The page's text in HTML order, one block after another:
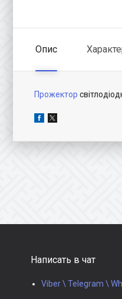
Опис
Прожектор
Написать в чат
Viber \ Telegram \